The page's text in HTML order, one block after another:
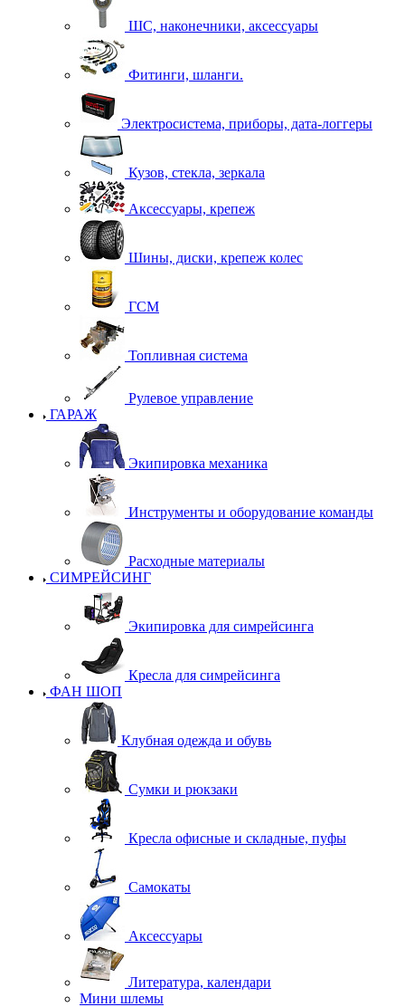
ШС, наконечники, аксессуары
Фитинги, шланги.
Электросистема, приборы, дата-логгеры
Кузов, стекла, зеркала
Аксессуары, крепеж
Шины, диски, крепеж колес
ГСМ
Топливная система
Рулевое управление
ГАРАЖ
Экипировка механика
Инструменты и оборудование команды
Расходные материалы
СИМРЕЙСИНГ
Экипировка для симрейсинга
Кресла для симрейсинга
ФАН ШОП
Клубная одежда и обувь
Сумки и рюкзаки
Кресла офисные и складные, пуфы
Самокаты
Аксессуары
Литература, календари
Мини шлемы